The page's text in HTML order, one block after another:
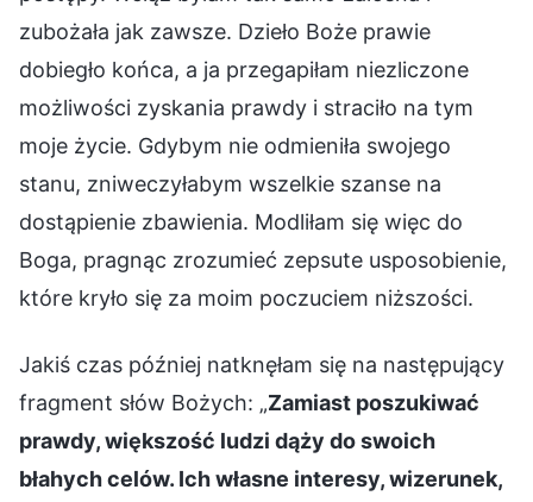
zubożała jak zawsze. Dzieło Boże prawie
dobiegło końca, a ja przegapiłam niezliczone
możliwości zyskania prawdy i straciło na tym
moje życie. Gdybym nie odmieniła swojego
stanu, zniweczyłabym wszelkie szanse na
dostąpienie zbawienia. Modliłam się więc do
Boga, pragnąc zrozumieć zepsute usposobienie,
które kryło się za moim poczuciem niższości.
Jakiś czas później natknęłam się na następujący
fragment słów Bożych: „Zamiast poszukiwać
prawdy, większość ludzi dąży do swoich
błahych celów. Ich własne interesy, wizerunek,